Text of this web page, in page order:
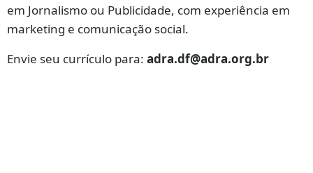
em Jornalismo ou Publicidade, com experiência em
marketing e comunicação social.
Envie seu currículo para: adra.df@adra.org.br